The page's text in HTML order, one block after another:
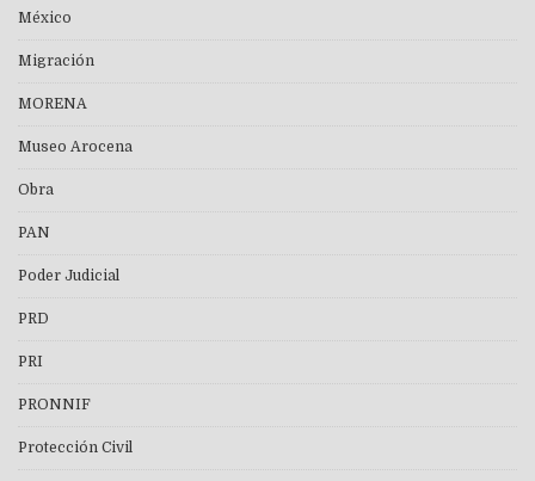
México
Migración
MORENA
Museo Arocena
Obra
PAN
Poder Judicial
PRD
PRI
PRONNIF
Protección Civil